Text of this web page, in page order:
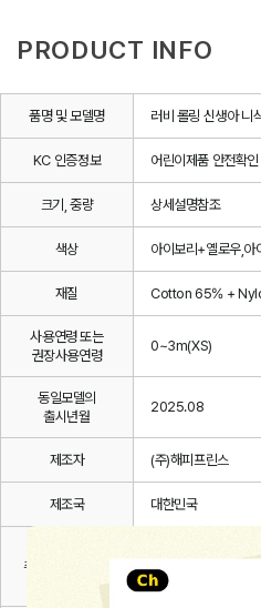
PRODUCT INFO
품명 및 모델명 러비 롤링 신생아 니
KC 인증정보 어린이제품 안전확인
크기, 중량 상세설명참조
색상 아이보리+옐로우,
재질 Cotton 65% +
사용연령 또는
권장사용연령
0~3m(XS)
동일모델의
출시년월
2025.08
제조자 (주)해피프린스
제조국 대한민국
취급시 주의사항,
상세설명 참조